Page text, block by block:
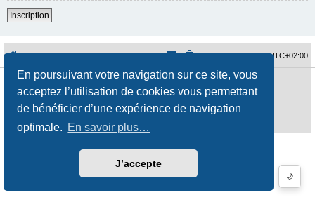
En poursuivant votre navigation sur ce site, vous
acceptez l’utilisation de cookies vous permettant
de bénéficier d’une expérience de navigation
optimale. En savoir plus…
J’accepte
🌙
Inscription
Accueil du forum Fuseau horaire surUTC+02:00
Développé par phpBB ® Forum Software © phpBB Limited
Traduction française officielle©Qiaeru
Stylejeremiemeunierpar ©Fred Rimbert